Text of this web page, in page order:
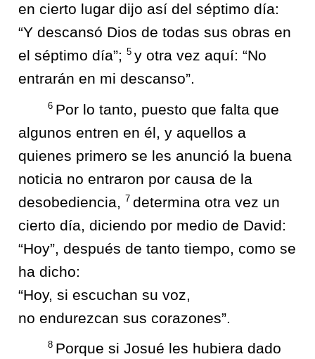
en cierto lugar dijo así del séptimo día:
“Y descansó Dios de todas sus obras en
el séptimo día”; 5 y otra vez aquí: “No
entrarán en mi descanso”.
6 Por lo tanto, puesto que falta que
algunos entren en él, y aquellos a
quienes primero se les anunció la buena
noticia no entraron por causa de la
desobediencia, 7 determina otra vez un
cierto día, diciendo por medio de David:
“Hoy”, después de tanto tiempo, como se
ha dicho:
“Hoy, si escuchan su voz,
no endurezcan sus corazones”.
8 Porque si Josué les hubiera dado